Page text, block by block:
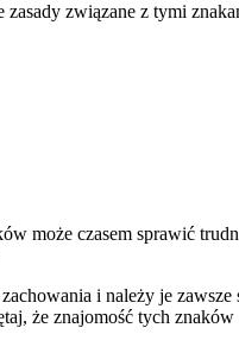
związane ​z tymi
może czasem sprawić
i należy je zawsze
że znajomość tych